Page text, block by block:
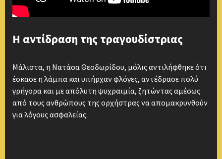
Η αντίδραση της τραγουδίστριας
Μάλιστα, η Νατάσα Θεοδωρίδου, μόλις αντιλήφθηκε ότι
έσκασε η λάμπα και υπήρχαν φλόγες, αντέδρασε πολύ
γρήγορα και με απόλυτη ψυχραιμία, ζητώντας αμέσως
από τους ανθρώπους της ορχήστρας να απομακρυνθούν
για λόγους ασφαλείας.